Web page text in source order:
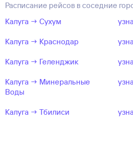
Расписание рейсов в соседние
Калуга → Сухум
Калуга → Краснодар
Калуга → Геленджик
Калуга → Минеральные
Воды
Калуга → Тбилиси